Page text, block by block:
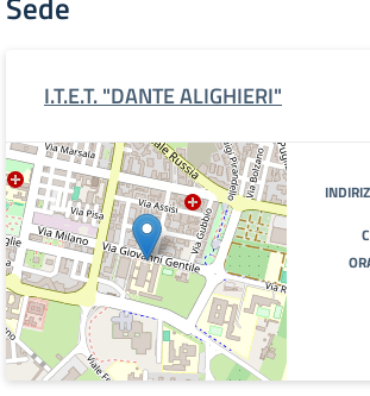
I.T.E.T. "DANTE ALIGHIERI"